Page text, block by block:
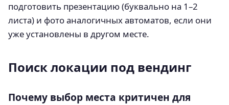
подготовить презентацию (буквально на 1–2
листа) и фото аналогичных автоматов, если они
уже установлены в другом месте.
Поиск локации под вендинг
Почему выбор места критичен для